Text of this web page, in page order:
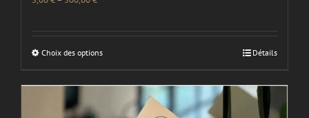
Choix des options Détails